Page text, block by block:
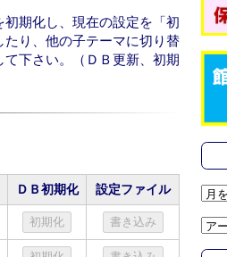
初期化し、現在の設定を「初
り、他の子テーマに切り替
下さい。（ＤＢ更新、初期
ＤＢ初期化 設定ファイル
ア
カ
イ